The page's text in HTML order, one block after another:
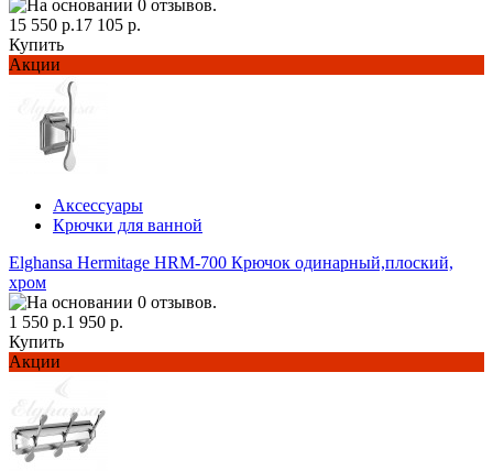
15 550 р.17 105 р.
Купить
Акции
Аксессуары
Крючки для ванной
Elghansa Hermitage HRM-700 Крючок одинарный,плоский,
хром
1 550 р.1 950 р.
Купить
Акции